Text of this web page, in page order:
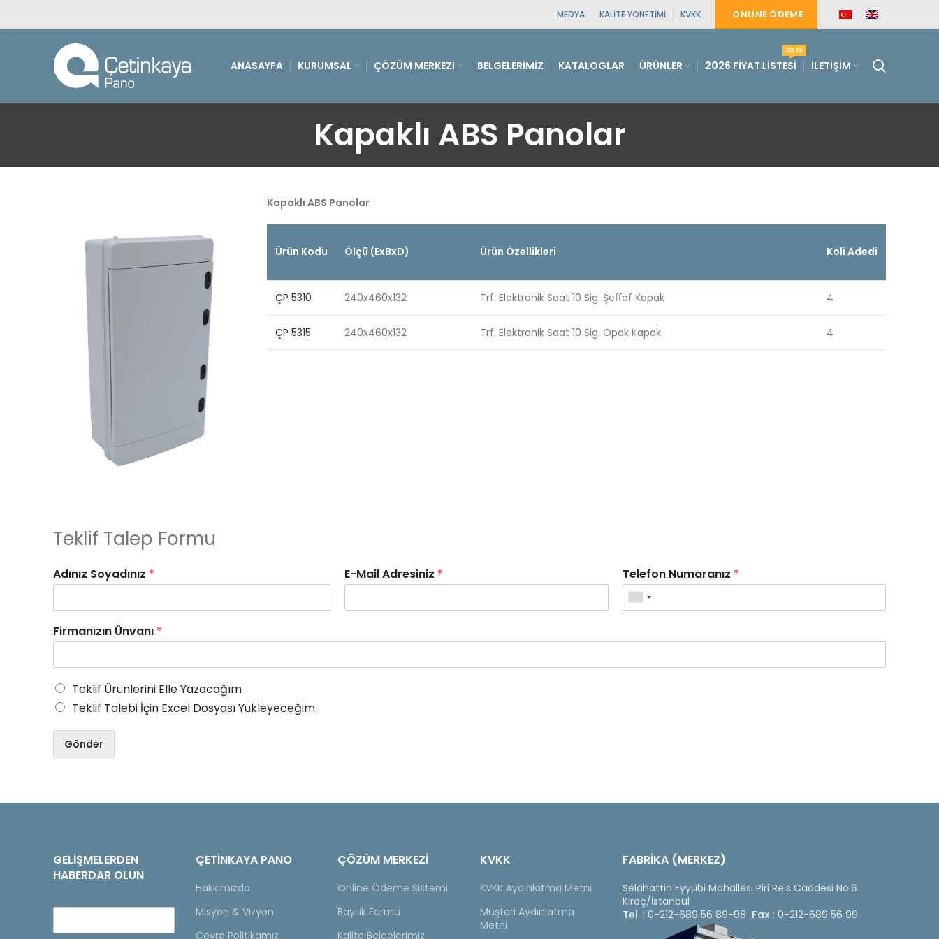
MEDYA KALITE YÖNETIMI KVKK ONLINE ÖDEME
ANASAYFA KURUMSAL ÇÖZÜM MERKEZI BELGELERIMIZ KATALOGLAR ÜRÜNLER 2026 FIYAT LISTESI
2026
İLETIŞIM
Kapaklı ABS Panolar
Kapaklı ABS Panolar
Ürün Kodu Ölçü (ExBxD) Ürün Özellikleri Koli Adedi
ÇP 5310 240x460x132 Trf. Elektronik Saat 10 Sig. Şeﬀaf Kapak 4
ÇP 5315 240x460x132 Trf. Elektronik Saat 10 Sig. Opak Kapak 4
Teklif Talep Formu
Adınız Soyadınız * E-Mail Adresiniz * Telefon Numaranız *
Firmanızın Ünvanı *
Teklif Ürünlerini Elle Yazacağım
Teklif Talebi İçin Excel Dosyası Yükleyeceğim.
Gönder
GELIŞMELERDEN
HABERDAR OLUN
ÇETINKAYA PANO
Hakkımızda
Misyon & Vizyon
Çevre Politikamız
ÇÖZÜM MERKEZİ
Online Ödeme Sistemi
Bayilik Formu
Kalite Belgelerimiz
KVKK
KVKK Aydınlatma Metni
Müşteri Aydınlatma
Metni
FABRİKA (MERKEZ)
Selahattin Eyyubi Mahallesi Piri Reis Caddesi No:6
Kıraç/İstanbul
Tel : 0-212-689 56 89-98 Fax : 0-212-689 56 99